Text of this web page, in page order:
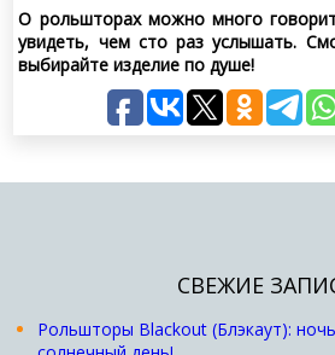
О рольшторах можно много
увидеть, чем сто раз услышать.
выбирайте изделие по душе!
СВЕЖИЕ
Рольшторы Blackout (Блэкаут):